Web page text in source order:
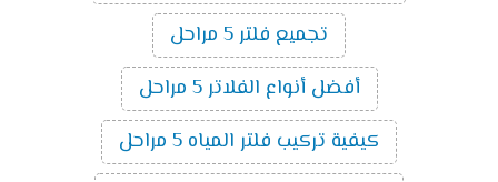
تجميع فلتر 5 مراحل
أفضل أنواع الفلاتر 5 مراحل
كيفية تركيب فلتر المياه 5 مراحل